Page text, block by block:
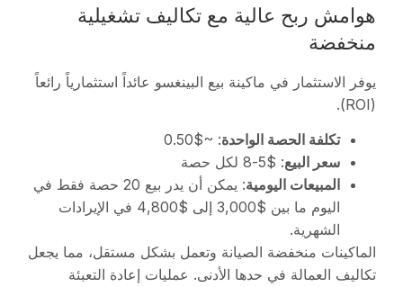
هوامش ربح عالية مع تكاليف تشغيلية
منخفضة
يوفر الاستثمار في ماكينة بيع البينغسو عائداً استثمارياً رائعاً
(ROI).
تكلفة الحصة الواحدة: ~$0.50
سعر البيع: $5-8 لكل حصة
المبيعات اليومية
: يمكن أن يدر بيع 20 حصة فقط في
اليوم ما بين $3,000 إلى $4,800 في الإيرادات
الشهرية.
الماكينات منخفضة الصيانة وتعمل بشكل مستقل، مما يجعل
تكاليف العمالة في حدها الأدنى. عمليات إعادة التعبئة